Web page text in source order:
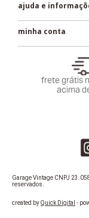
ajuda e
minha conta
frete grátis
acima
Garage Vintage CNPJ
reservados.
created byQuick Digital -